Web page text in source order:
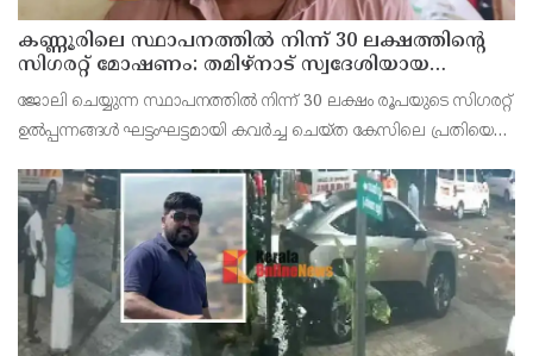
കണ്ണൂരിലെ സ്ഥാപനത്തിൽ നിന്ന് 30 ലക്ഷത്തിന്റെ
സിഗരറ്റ് മോഷണം: തമിഴ്‌നാട് സ്വദേശിയായ
സെയിൽസ്മാൻ തെങ്കാശിയിൽ പിടിയിൽ
ജോലി ചെയ്യുന്ന സ്ഥാപനത്തിൽ നിന്ന് 30 ലക്ഷം രൂപയുടെ സിഗരറ്റ്
ഉൽപ്പന്നങ്ങൾ ഘട്ടംഘട്ടമായി കവർച്ച ചെയ്ത കേസിലെ പ്രതിയെ
സ്വദേശിയായ വേൽമുരുകൻ (40) ആണ